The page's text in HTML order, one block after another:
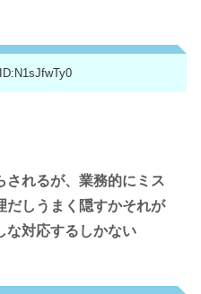
ID:N1sJfwTy0
されるが、業務的にミス
だしうまく隠すかそれが
な対応するしかない